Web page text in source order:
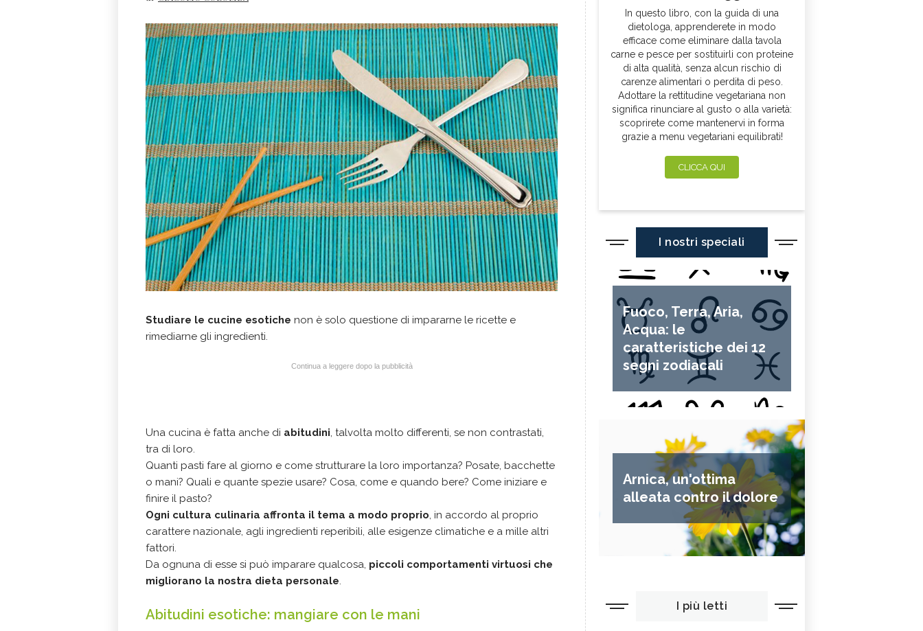
Studiare le cucine esotiche non è solo questione di impararne le ricette e
rimediarne gli ingredienti.
Continua a leggere dopo la pubblicità
Una cucina è fatta anche di abitudini, talvolta molto differenti, se non contrastati,
tra di loro.
Quanti pasti fare al giorno e come strutturare la loro importanza? Posate, bacchette
o mani? Quali e quante spezie usare? Cosa, come e quando bere? Come iniziare e
finire il pasto?
Ogni cultura culinaria affronta il tema a modo proprio, in accordo al proprio
carattere nazionale, agli ingredienti reperibili, alle esigenze climatiche e a mille altri
fattori.
Da ognuna di esse si può imparare qualcosa, piccoli comportamenti virtuosi che
migliorano la nostra dieta personale.
Abitudini esotiche: mangiare con le mani
In questo libro, con la guida di una
dietologa, apprenderete in modo
efficace come eliminare dalla tavola
carne e pesce per sostituirli con proteine
di alta qualità, senza alcun rischio di
carenze alimentari o perdita di peso.
Adottare la rettitudine vegetariana non
significa rinunciare al gusto o alla varietà:
scoprirete come mantenervi in forma
grazie a menu vegetariani equilibrati!
CLICCA QUI
I nostri speciali
Fuoco, Terra, Aria,
Acqua: le
caratteristiche dei 12
segni zodiacali
Arnica, un'ottima
alleata contro il dolore
I più letti